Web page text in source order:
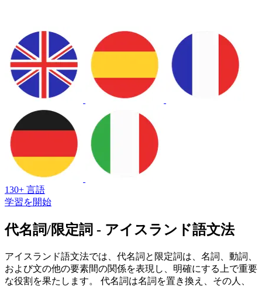
130+ 言語
学習を開始
代名詞/限定詞 - アイスランド語文法
アイスランド語文法では、代名詞と限定詞は、名詞、動詞、
および文の他の要素間の関係を表現し、明確にする上で重要
な役割を果たします。 代名詞は名詞を置き換え、その人、